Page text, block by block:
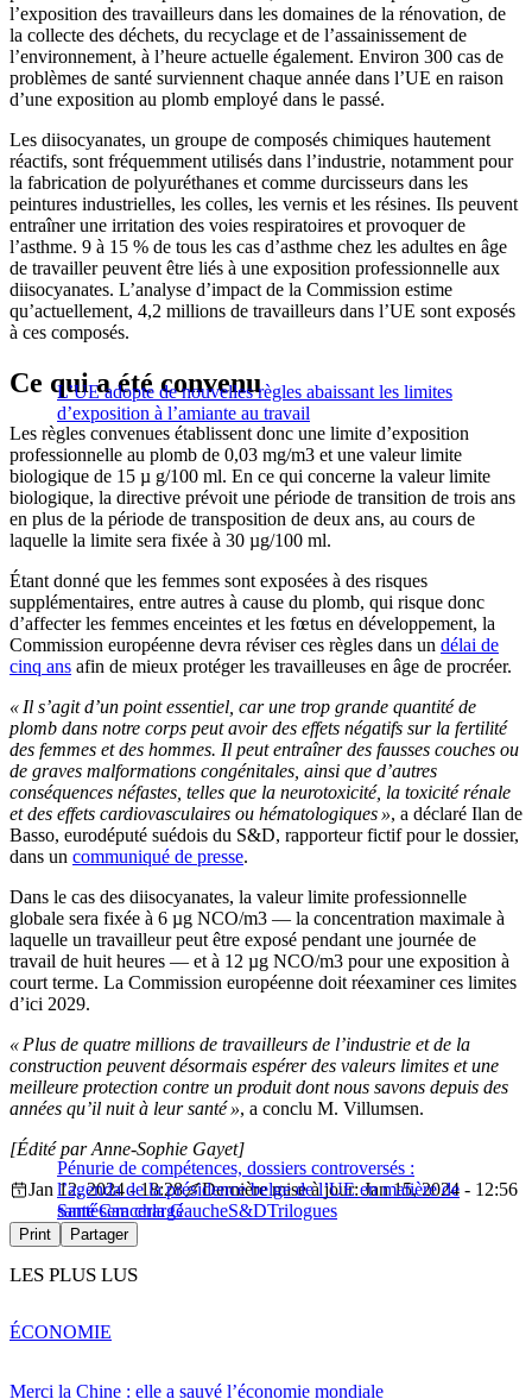
l’exposition des travailleurs dans les domaines de la rénovation, de
la collecte des déchets, du recyclage et de l’assainissement de
l’environnement, à l’heure actuelle également. Environ 300 cas de
problèmes de santé surviennent chaque année dans l’UE en raison
d’une exposition au plomb employé dans le passé.
Les diisocyanates, un groupe de composés chimiques hautement
réactifs, sont fréquemment utilisés dans l’industrie, notamment pour
la fabrication de polyuréthanes et comme durcisseurs dans les
peintures industrielles, les colles, les vernis et les résines. Ils peuvent
entraîner une irritation des voies respiratoires et provoquer de
l’asthme. 9 à 15 % de tous les cas d’asthme chez les adultes en âge
de travailler peuvent être liés à une exposition professionnelle aux
diisocyanates. L’analyse d’impact de la Commission estime
qu’actuellement, 4,2 millions de travailleurs dans l’UE sont exposés
à ces composés.
L’UE adopte de nouvelles règles abaissant les limites
d’exposition à l’amiante au travail
Ce qui a été convenu
Les règles convenues établissent donc une limite d’exposition
professionnelle au plomb de 0,03 mg/m3 et une valeur limite
biologique de 15 µ g/100 ml. En ce qui concerne la valeur limite
biologique, la directive prévoit une période de transition de trois ans
en plus de la période de transposition de deux ans, au cours de
laquelle la limite sera fixée à 30 µg/100 ml.
Étant donné que les femmes sont exposées à des risques
supplémentaires, entre autres à cause du plomb, qui risque donc
d’affecter les femmes enceintes et les fœtus en développement, la
Commission européenne devra réviser ces règles dans un délai de
cinq ans afin de mieux protéger les travailleuses en âge de procréer.
« Il s’agit d’un point essentiel, car une trop grande quantité de
plomb dans notre corps peut avoir des effets négatifs sur la fertilité
des femmes et des hommes. Il peut entraîner des fausses couches ou
de graves malformations congénitales, ainsi que d’autres
conséquences néfastes, telles que la neurotoxicité, la toxicité rénale
et des effets cardiovasculaires ou hématologiques », a déclaré Ilan de
Basso, eurodéputé suédois du S&D, rapporteur fictif pour le dossier,
dans un communiqué de presse.
Dans le cas des diisocyanates, la valeur limite professionnelle
globale sera fixée à 6 µg NCO/m3 — la concentration maximale à
laquelle un travailleur peut être exposé pendant une journée de
travail de huit heures — et à 12 µg NCO/m3 pour une exposition à
court terme. La Commission européenne doit réexaminer ces limites
d’ici 2029.
« Plus de quatre millions de travailleurs de l’industrie et de la
construction peuvent désormais espérer des valeurs limites et une
meilleure protection contre un produit dont nous savons depuis des
années qu’il nuit à leur santé », a conclu M. Villumsen.
Pénurie de compétences, dossiers controversés :
l’agenda de la présidence belge de l’UE en matière de
santé sera chargé
[Édité par Anne-Sophie Gayet]
Jan 12, 2024 - 18:28
Dernière mise à jour: Jan 15, 2024 - 12:56
SantéCancerla GaucheS&DTrilogues
Print Partager
LES PLUS LUS
Merci la Chine : elle a sauvé l’économie mondiale
ÉCONOMIE